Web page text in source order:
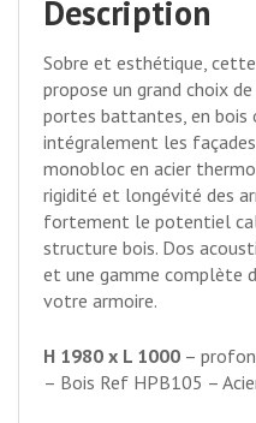
Description
Sobre et esthétique,
propose un grand choix
portes battantes, en bois
intégralement les
monobloc en acier
rigidité et longévité des
fortement le potentiel
structure bois. Dos
et une gamme complète
votre armoire.
H 1980 x L 1000 –
– Bois Ref HPB105 –